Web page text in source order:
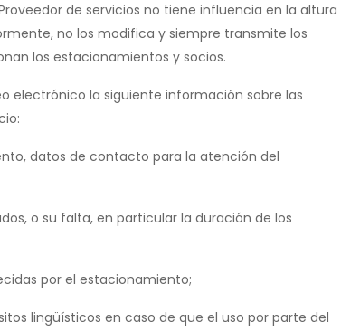
de servicios no tiene influencia en la altura
no los modifica y siempre transmite los
los estacionamientos y socios.
electrónico la siguiente información sobre las
datos de contacto para la atención del
o su falta, en particular la duración de los
por el estacionamiento;
lingüísticos en caso de que el uso por parte del